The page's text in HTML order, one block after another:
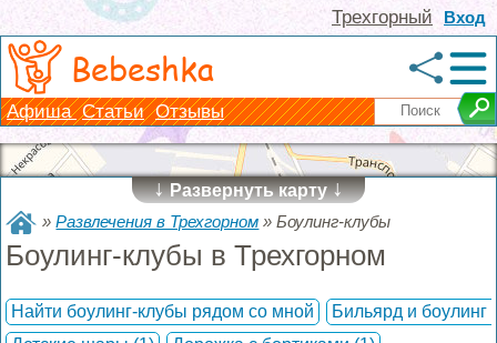
Вход
Трехгорный
Bebeshka
Афиша Статьи Отзывы
↓Развернуть карту↓
»Развлечения в Трехгорном »Боулинг-клубы
Боулинг-клубы в Трехгорном
Найти боулинг-клубы рядом со мной Бильярд и боулинг